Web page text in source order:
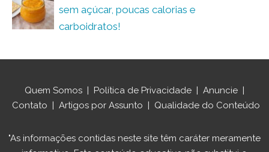
sem açúcar, poucas calorias e
carboidratos!
Quem Somos Política de Privacidade Anuncie
Contato
Artigos por Assunto Qualidade do Conteúdo
"As informações contidas neste site têm caráter meramente